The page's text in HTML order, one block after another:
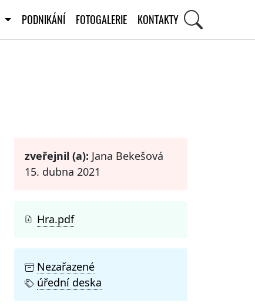
PODNIKÁNÍ FOTOGALERIE KONTAKTY
zveřejnil (a): Jana Bekešová
15. dubna 2021
Hra.pdf
Nezařazené
úřední deska